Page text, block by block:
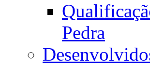
Pedra